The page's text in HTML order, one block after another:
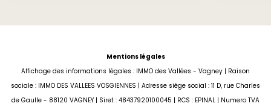
Mentions légales
Affichage des informations légales : IMMO des Vallées - Vagney | Raison
sociale : IMMO DES VALLEES VOSGIENNES | Adresse siège social : 11 D, rue Charles
de Gaulle - 88120 VAGNEY | Siret : 48437920100045 | RCS : EPINAL | Numero TVA